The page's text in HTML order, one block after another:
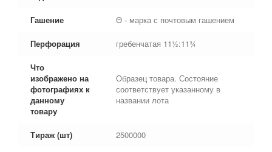
Гашение Θ - марка с почтовым гашением
Перфорация гребенчатая 11½:11¾
Что
изображено на
фотографиях к
данному
товару
Образец товара. Состояние
соответствует указанному в
названии лота
Тираж (шт) 2500000